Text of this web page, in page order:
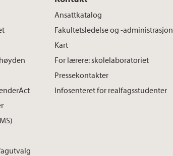
Ansattkatalog
Fakultetsledelse og -administrasjon
Kart
For lærere: skolelaboratoriet
Pressekontakter
Infosenteret for realfagsstudenter